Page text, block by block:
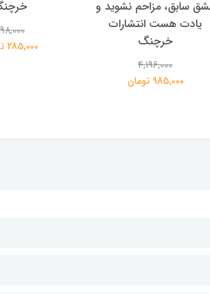
سابق، مزاحم نشوید و
یادت هست انتشارات
خرچنگ
4,196,000
985,000 تومان
285,000 تومان